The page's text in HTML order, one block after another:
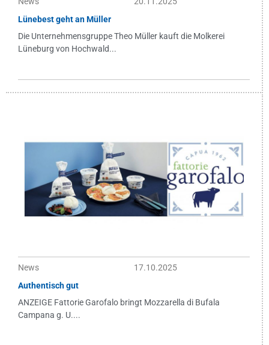
Lünebest geht an Müller
Die Unternehmensgruppe Theo Müller kauft die Molkerei
Lüneburg von Hochwald...
News
17.10.2025
Authentisch gut
ANZEIGE Fattorie Garofalo bringt Mozzarella di Bufala
Campana g. U....